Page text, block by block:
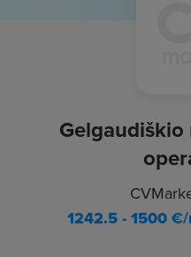
1242.5 - 1500€/